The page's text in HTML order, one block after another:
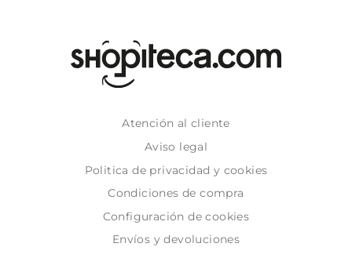
Atención al cliente
Aviso legal
Politica de privacidad y cookies
Condiciones de compra
Configuración de cookies
Envíos y devoluciones